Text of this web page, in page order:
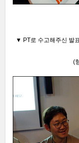
▼ PT로 수고해주신 발
(